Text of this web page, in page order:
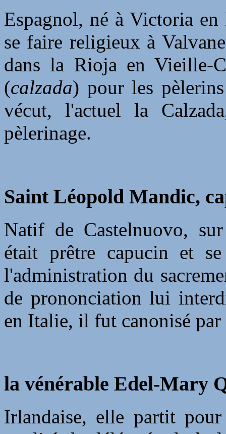
Espagnol, né à Victoria en
se faire religieux à
dans la Rioja en Vieille-
(calzada) pour les
vécut, l'actuel la
pèlerinage.
Saint Léopold Mandic,
Natif de Castelnuovo,
était prêtre capucin et
l'administration du
de prononciation lui
en Italie, il fut canonisé
la vénérable Edel-Mary
Irlandaise, elle partit